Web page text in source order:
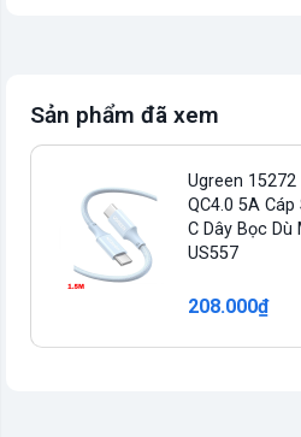
Sản phẩm đã xem
Ugreen 15272
QC4.0 5A
C Dây Bọc Dù
US557
208.000₫